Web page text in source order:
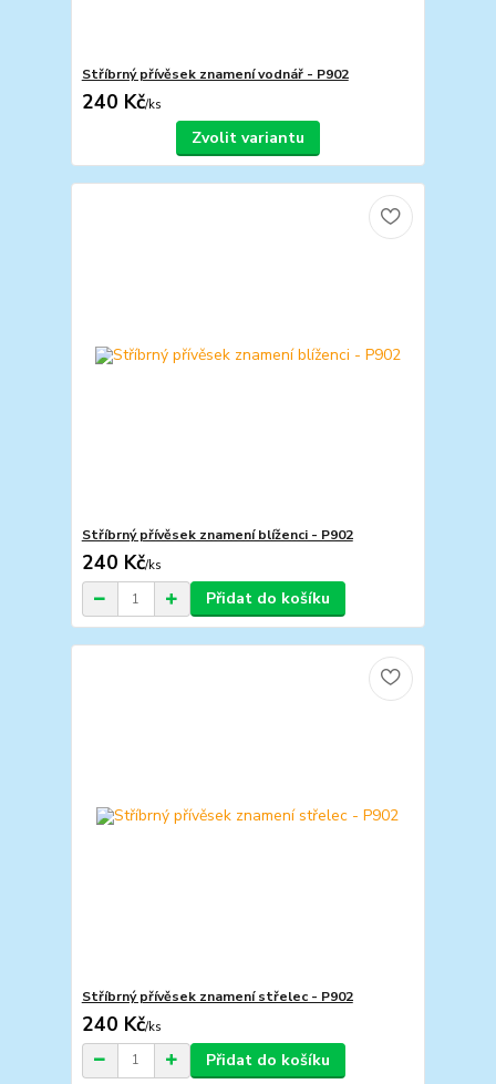
Stříbrný přívěsek znamení vodnář - P902
240 Kč/ks
Zvolit variantu
Stříbrný přívěsek znamení blíženci - P902
240 Kč/ks
Přidat do košíku
Stříbrný přívěsek znamení střelec - P902
240 Kč/ks
Přidat do košíku